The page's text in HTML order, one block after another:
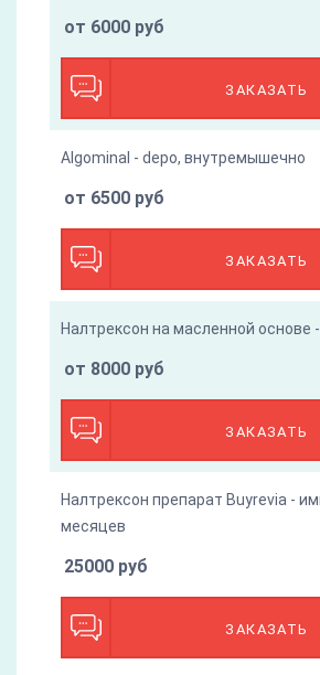
ЗАКАЗАТЬ
от 6000 руб
Algominal - depo, внутремышечно
ЗАКАЗАТЬ
от 6500 руб
Налтрексон на масленной основе
ЗАКАЗАТЬ
от 8000 руб
Налтрексон препарат Buyrevia -
месяцев
ЗАКАЗАТЬ
25000 руб